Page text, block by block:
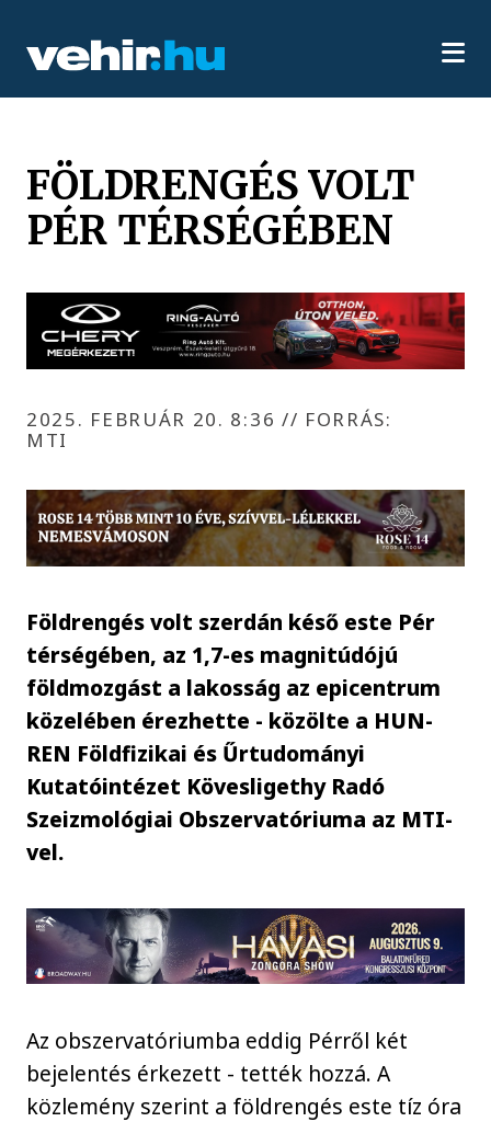
FÖLDRENGÉS VOLT
PÉR TÉRSÉGÉBEN
2025. FEBRUÁR 20. 8:36 // FORRÁS:
MTI
Földrengés volt szerdán késő este Pér
térségében, az 1,7-es magnitúdójú
földmozgást a lakosság az epicentrum
közelében érezhette - közölte a HUN-
REN Földfizikai és Űrtudományi
Kutatóintézet Kövesligethy Radó
Szeizmológiai Obszervatóriuma az MTI-
vel.
Az obszervatóriumba eddig Pérről két
bejelentés érkezett - tették hozzá. A
közlemény szerint a földrengés este tíz óra